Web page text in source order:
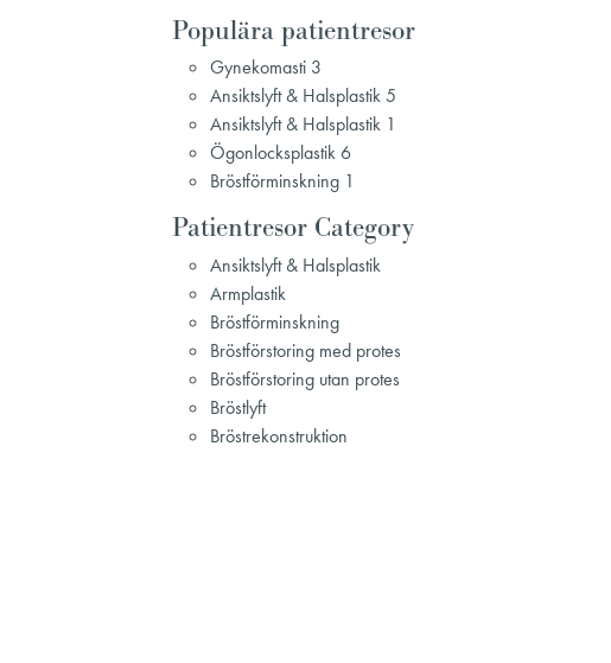
Populära patientresor
Gynekomasti 3
Ansiktslyft & Halsplastik 5
Ansiktslyft & Halsplastik 1
Ögonlocksplastik 6
Bröstförminskning 1
Patientresor Category
Ansiktslyft & Halsplastik
Armplastik
Bröstförminskning
Bröstförstoring med protes
Bröstförstoring utan protes
Bröstlyft
Bröstrekonstruktion